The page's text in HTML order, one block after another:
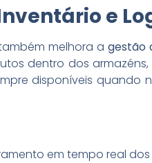
e
melhora a gestão
dentro dos
disponíveis quando
em tempo real